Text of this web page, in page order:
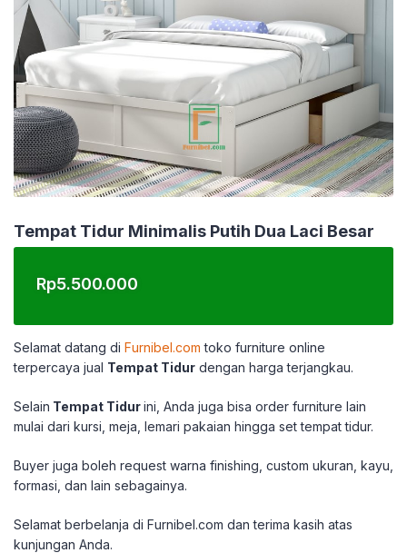
Tempat Tidur Minimalis Putih Dua Laci Besar
Rp5.500.000
Selamat datang di Furnibel.com toko furniture online
terpercaya jual Tempat Tidur dengan harga terjangkau.
Selain Tempat Tidurini, Anda juga bisa order furniture lain
mulai dari kursi, meja, lemari pakaian hingga set tempat tidur.
Buyer juga boleh request warna finishing, custom ukuran, kayu,
formasi, dan lain sebagainya.
Selamat berbelanja di Furnibel.com dan terima kasih atas
kunjungan Anda.